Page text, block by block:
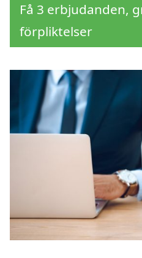
Få 3 erbjudanden,
förpliktelser